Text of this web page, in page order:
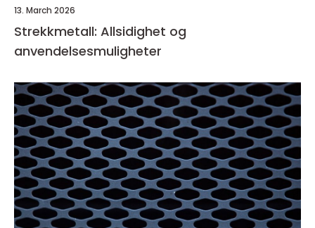
13. March 2026
Strekkmetall: Allsidighet og
anvendelsesmuligheter